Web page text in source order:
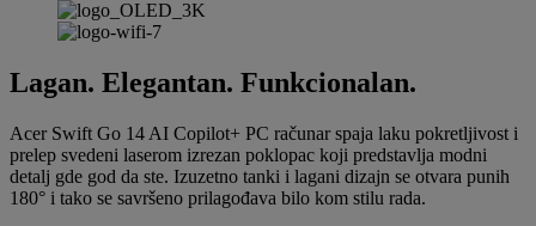
Lagan. Elegantan. Funkcionalan.
Acer Swift Go 14 AI Copilot+ PC računar spaja laku pokretljivost i
prelep svedeni laserom izrezan poklopac koji predstavlja modni
detalj gde god da ste. Izuzetno tanki i lagani dizajn se otvara punih
180° i tako se savršeno prilagođava bilo kom stilu rada.